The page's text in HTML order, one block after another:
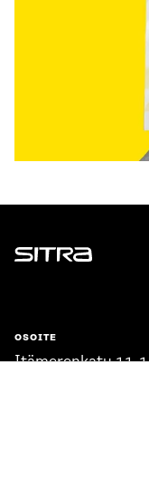
Sitra
OSOITE
Itämerenkatu 11-